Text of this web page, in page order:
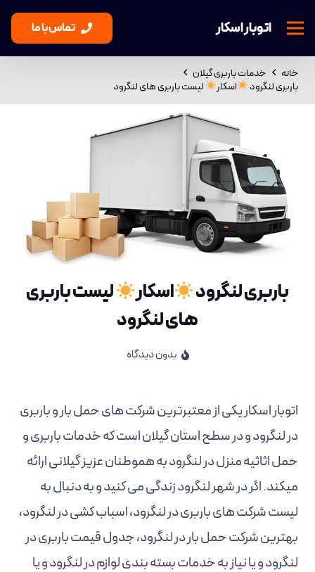
اتوبار اسکار تماس با ما
خانه
خدمات باربری گیلان
باربری لنگرود
اسکار لیست باربری های لنگرود
باربری لنگرود اسکار
لیست باربری
های لنگرود
بدون دیدگاه
اتوبار اسکار یکی از معتبرترین شرکت های حمل بار و باربری
در لنگرود و در سطح استان گیلان است که خدمات باربری و
حمل اثاثیه منزل در لنگرود به هموطنان عزیز گیلانی ارائه
میکند. اگر در شهر لنگرود زندگی می کنید و به دنبال به
لیست شرکت های باربری در لنگرود، اسباب کشی در لنگرود،
بهترین شرکت حمل بار در لنگرود، جدول قیمت باربری در
لنگرود و یا نیاز به خدمات بسته بندی لوازم در لنگرود و یا